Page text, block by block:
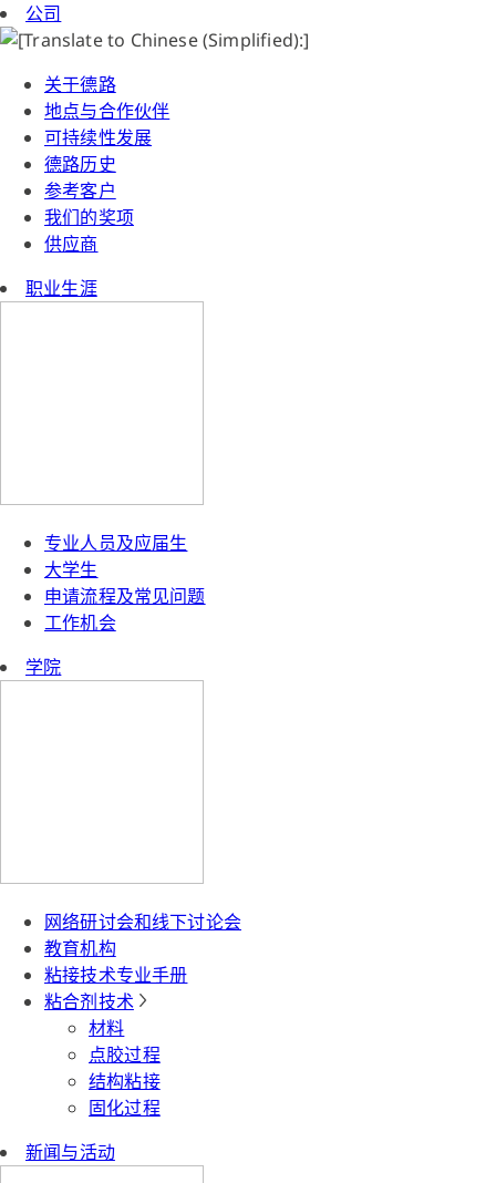
公司
关于德路
地点与合作伙伴
可持续性发展
德路历史
参考客户
我们的奖项
供应商
职业生涯
专业人员及应届生
大学生
申请流程及常见问题
工作机会
学院
网络研讨会和线下讨论会
教育机构
粘接技术专业手册
粘合剂技术
材料
点胶过程
结构粘接
固化过程
新闻与活动